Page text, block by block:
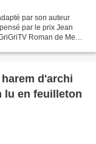
par son auteur
par le prix Jean
Roman de Mehdi
d'archi
lu en feuilleton